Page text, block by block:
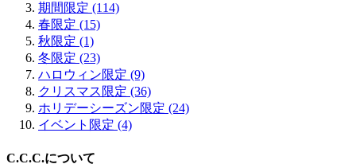
期間限定 (114)
春限定 (15)
秋限定 (1)
冬限定 (23)
ハロウィン限定 (9)
クリスマス限定 (36)
ホリデーシーズン限定 (24)
イベント限定 (4)
C.C.C.について